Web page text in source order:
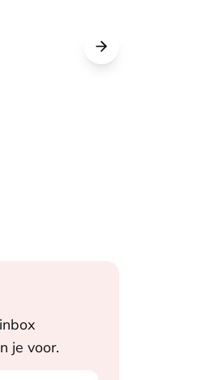
je voor.